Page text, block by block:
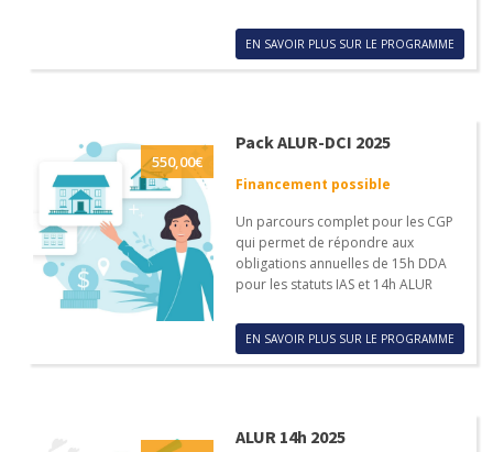
EN SAVOIR PLUS SUR LE PROGRAMME
550,00€
Pack ALUR-DCI 2025
Financement possible
Un parcours complet pour les CGP
qui permet de répondre aux
obligations annuelles de 15h DDA
pour les statuts IAS et 14h ALUR
EN SAVOIR PLUS SUR LE PROGRAMME
ALUR 14h 2025